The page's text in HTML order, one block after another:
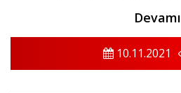
Devamı
10.11.2021